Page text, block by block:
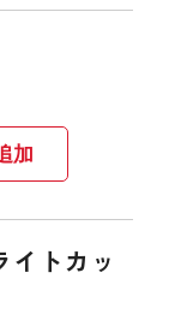
トカッ